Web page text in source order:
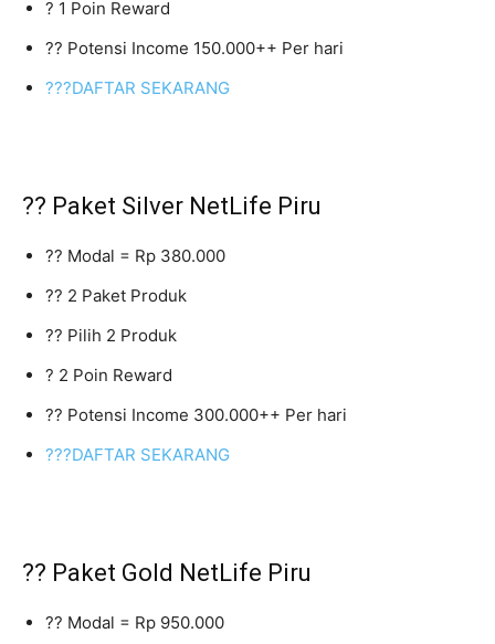
? 1 Poin Reward
?? Potensi Income 150.000++ Per hari
???DAFTAR SEKARANG
?? Paket Silver NetLife Piru
?? Modal = Rp 380.000
?? 2 Paket Produk
?? Pilih 2 Produk
? 2 Poin Reward
?? Potensi Income 300.000++ Per hari
???DAFTAR SEKARANG
?? Paket Gold NetLife Piru
?? Modal = Rp 950.000